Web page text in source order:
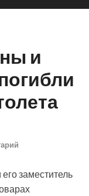
и
заместитель